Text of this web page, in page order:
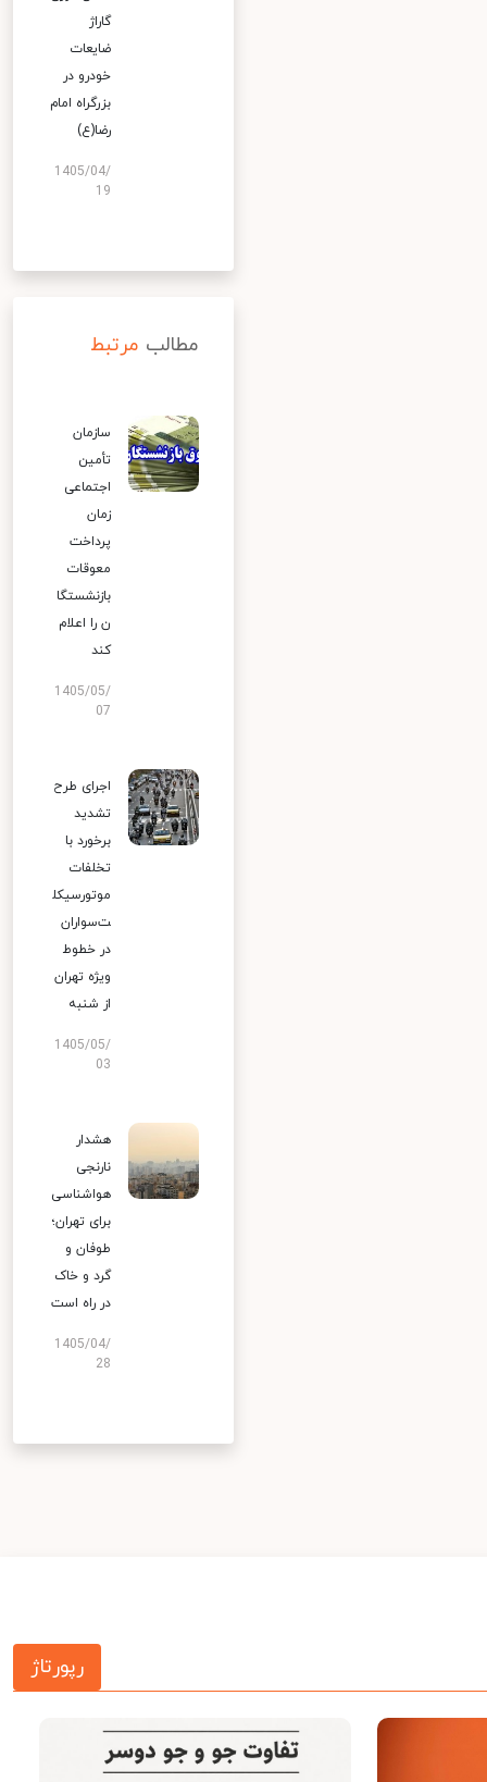
گاراژ
ضایعات
خودرو در
بزرگراه امام
رضا(ع)
1405/04/
19
مطالب مرتبط
سازمان
تأمین
اجتماعی
زمان
پرداخت
معوقات
بازنشستگا
ن را اعلام
کند
1405/05/
07
اجرای طرح
تشدید
برخورد با
تخلفات
موتورسیکل
ت‌سواران
در خطوط
ویژه تهران
از شنبه
1405/05/
03
هشدار
نارنجی
هواشناسی
برای تهران؛
طوفان و
گرد و خاک
در راه است
1405/04/
28
رپورتاژ